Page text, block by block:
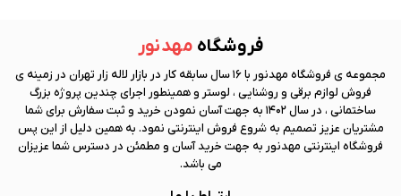
فروشگاه مهد نور
مجموعه ی فروشگاه مهد نور
با 16 سال سابقه کار در بازار لاله زار تهران در زمینه ی
فروش لوازم برقی و روشنایی ، لوستر و همینطور اجرای چندین پروژه بزرگ
ساختمانی ، در سال 1402 به جهت آسان نمودن خرید و ثبت سفارش برای شما
مشتریان عزیز تصمیم به شروع فروش اینترنتی نمود. به همین دلیل از این پس
فروشگاه اینترنتی مهد نور به جهت خرید آسان و مطمئن در دسترس شما عزیزان
می باشد.